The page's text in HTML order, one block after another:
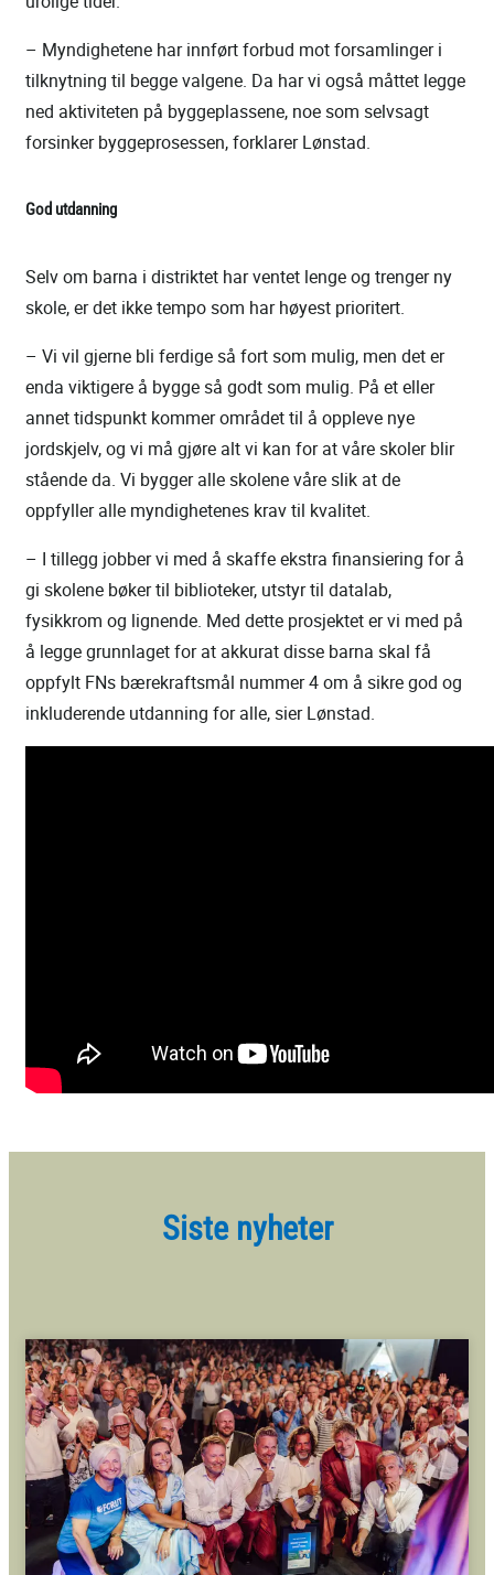
– Myndighetene har innført forbud mot forsamlinger i
tilknytning til begge valgene. Da har vi også måttet legge
ned aktiviteten på byggeplassene, noe som selvsagt
forsinker byggeprosessen, forklarer Lønstad.
God utdanning
Selv om barna i distriktet har ventet lenge og trenger ny
skole, er det ikke tempo som har høyest prioritert.
– Vi vil gjerne bli ferdige så fort som mulig, men det er
enda viktigere å bygge så godt som mulig. På et eller
annet tidspunkt kommer området til å oppleve nye
jordskjelv, og vi må gjøre alt vi kan for at våre skoler blir
stående da. Vi bygger alle skolene våre slik at de
oppfyller alle myndighetenes krav til kvalitet.
– I tillegg jobber vi med å skaffe ekstra finansiering for å
gi skolene bøker til biblioteker, utstyr til datalab,
fysikkrom og lignende. Med dette prosjektet er vi med på
å legge grunnlaget for at akkurat disse barna skal få
oppfylt FNs bærekraftsmål nummer 4 om å sikre god og
inkluderende utdanning for alle, sier Lønstad.
Siste nyheter